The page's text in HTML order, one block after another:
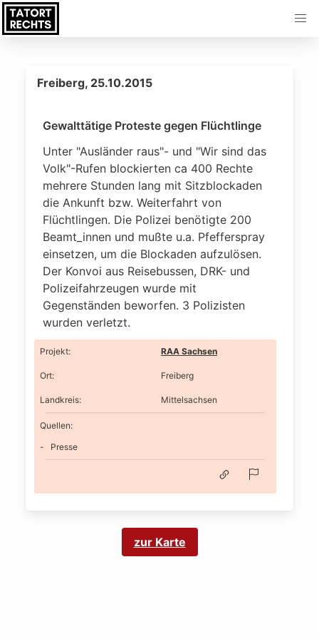
Freiberg, 25.10.2015
Gewalttätige Proteste gegen Flüchtlinge
Unter "Ausländer raus"- und "Wir sind das
Volk"-Rufen blockierten ca 400 Rechte
mehrere Stunden lang mit Sitzblockaden
die Ankunft bzw. Weiterfahrt von
Flüchtlingen. Die Polizei benötigte 200
Beamt_innen und mußte u.a. Pfefferspray
einsetzen, um die Blockaden aufzulösen.
Der Konvoi aus Reisebussen, DRK- und
Polizeifahrzeugen wurde mit
Gegenständen beworfen. 3 Polizisten
wurden verletzt.
Projekt: RAA Sachsen
Ort: Freiberg
Landkreis: Mittelsachsen
Quellen:
Presse
zur Karte